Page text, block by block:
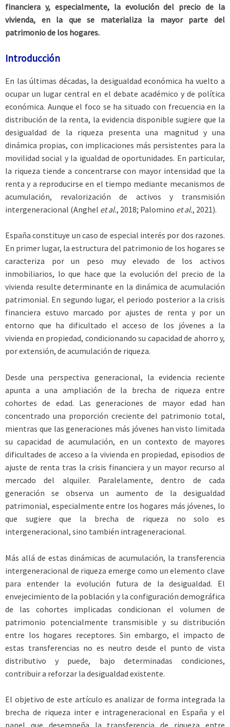
financiera y, especialmente, la evolución del precio de la
vivienda, en la que se materializa la mayor parte del
patrimonio de los hogares.
Introducción
En las últimas décadas, la desigualdad económica ha vuelto a
ocupar un lugar central en el debate académico y de política
económica. Aunque el foco se ha situado con frecuencia en la
distribución de la renta, la evidencia disponible sugiere que la
desigualdad de la riqueza presenta una magnitud y una
dinámica propias, con implicaciones más persistentes para la
movilidad social y la igualdad de oportunidades. En particular,
la riqueza tiende a concentrarse con mayor intensidad que la
renta y a reproducirse en el tiempo mediante mecanismos de
acumulación, revalorización de activos y transmisión
intergeneracional (Anghel et al., 2018; Palomino et al., 2021).
España constituye un caso de especial interés por dos razones.
En primer lugar, la estructura del patrimonio de los hogares se
caracteriza por un peso muy elevado de los activos
inmobiliarios, lo que hace que la evolución del precio de la
vivienda resulte determinante en la dinámica de acumulación
patrimonial. En segundo lugar, el periodo posterior a la crisis
financiera estuvo marcado por ajustes de renta y por un
entorno que ha dificultado el acceso de los jóvenes a la
vivienda en propiedad, condicionando su capacidad de ahorro y,
por extensión, de acumulación de riqueza.
Desde una perspectiva generacional, la evidencia reciente
apunta a una ampliación de la brecha de riqueza entre
cohortes de edad. Las generaciones de mayor edad han
concentrado una proporción creciente del patrimonio total,
mientras que las generaciones más jóvenes han visto limitada
su capacidad de acumulación, en un contexto de mayores
dificultades de acceso a la vivienda en propiedad, episodios de
ajuste de renta tras la crisis financiera y un mayor recurso al
mercado del alquiler. Paralelamente, dentro de cada
generación se observa un aumento de la desigualdad
patrimonial, especialmente entre los hogares más jóvenes, lo
que sugiere que la brecha de riqueza no solo es
intergeneracional, sino también intrageneracional.
Más allá de estas dinámicas de acumulación, la transferencia
intergeneracional de riqueza emerge como un elemento clave
para entender la evolución futura de la desigualdad. El
envejecimiento de la población y la configuración demográfica
de las cohortes implicadas condicionan el volumen de
patrimonio potencialmente transmisible y su distribución
entre los hogares receptores. Sin embargo, el impacto de
estas transferencias no es neutro desde el punto de vista
distributivo y puede, bajo determinadas condiciones,
contribuir a reforzar la desigualdad existente.
El objetivo de este artículo es analizar de forma integrada la
brecha de riqueza inter e intrageneracional en España y el